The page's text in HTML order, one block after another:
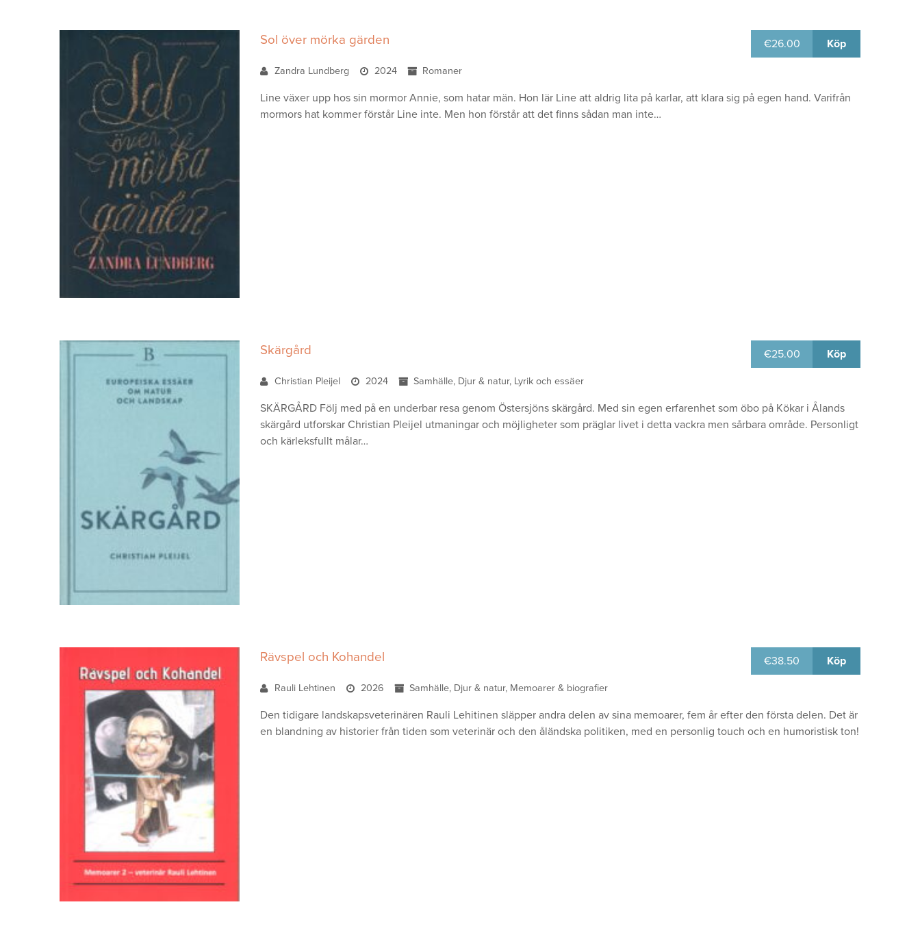
Sol över mörka gärden
Zandra Lundberg 2024 Romaner
€26.00 Köp
Line växer upp hos sin mormor Annie, som hatar män. Hon lär Line att aldrig lita på karlar, att klara sig på egen hand. Varifrån
mormors hat kommer förstår Line inte. Men hon förstår att det finns sådan man inte…
Skärgård
Christian Pleijel 2024 Samhälle, Djur & natur, Lyrik och essäer
€25.00 Köp
SKÄRGÅRD Följ med på en underbar resa genom Östersjöns skärgård. Med sin egen erfarenhet som öbo på Kökar i Ålands
skärgård utforskar Christian Pleijel utmaningar och möjligheter som präglar livet i detta vackra men sårbara område. Personligt
och kärleksfullt målar…
Rävspel och Kohandel
Rauli Lehtinen 2026 Samhälle, Djur & natur, Memoarer & biografier
€38.50 Köp
Den tidigare landskapsveterinären Rauli Lehitinen släpper andra delen av sina memoarer, fem år efter den första delen. Det är
en blandning av historier från tiden som veterinär och den åländska politiken, med en personlig touch och en humoristisk ton!